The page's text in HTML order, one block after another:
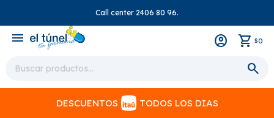
Call center 2406 80 96.
menu $0
DESCUENTOS TODOS LOS DIAS
close